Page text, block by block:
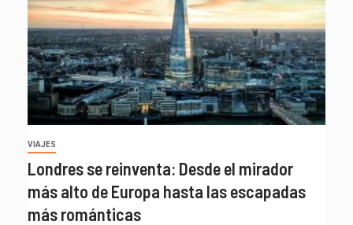
VIAJES
Londres se reinventa: Desde el mirador
más alto de Europa hasta las escapadas
más románticas